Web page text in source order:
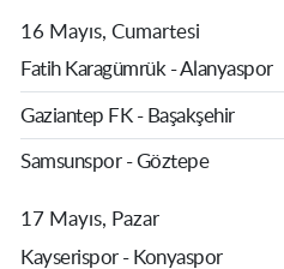
16 Mayıs, Cumartesi
Fatih Karagümrük - Alanyaspor
Gaziantep FK - Başakşehir
Samsunspor - Göztepe
17 Mayıs, Pazar
Kayserispor - Konyaspor